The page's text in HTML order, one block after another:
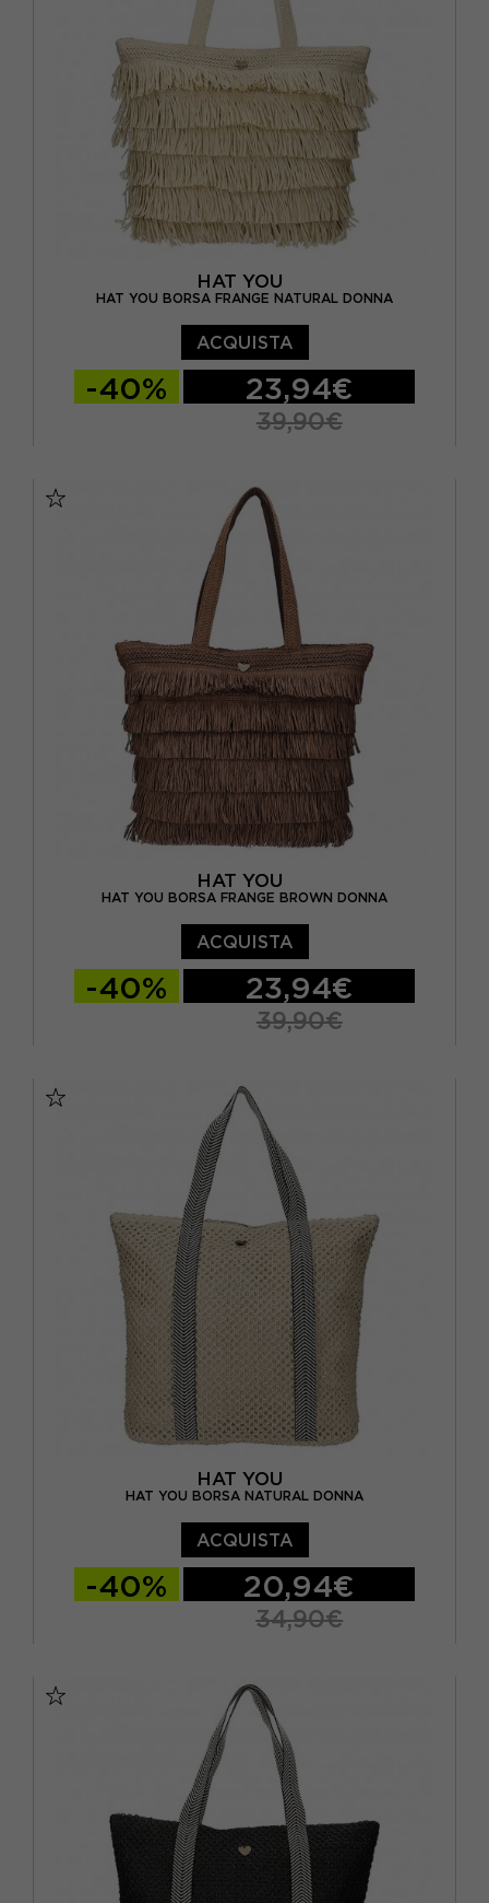
HAT YOU
HAT YOU BORSA FRANGE NATURAL DONNA
ACQUISTA
-40% 23,94€
39,90€
HAT YOU
HAT YOU BORSA FRANGE BROWN DONNA
ACQUISTA
-40% 23,94€
39,90€
HAT YOU
HAT YOU BORSA NATURAL DONNA
ACQUISTA
-40% 20,94€
34,90€